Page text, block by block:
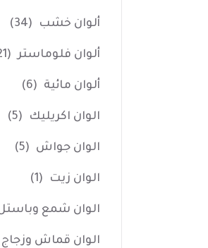
ألوان خشب (34)
ألوان فلوماستر (21)
ألوان مائية (6)
الوان اكريليك (5)
الوان جواش (5)
الوان زيت (1)
الوان شمع
الوان قماش وزجاج